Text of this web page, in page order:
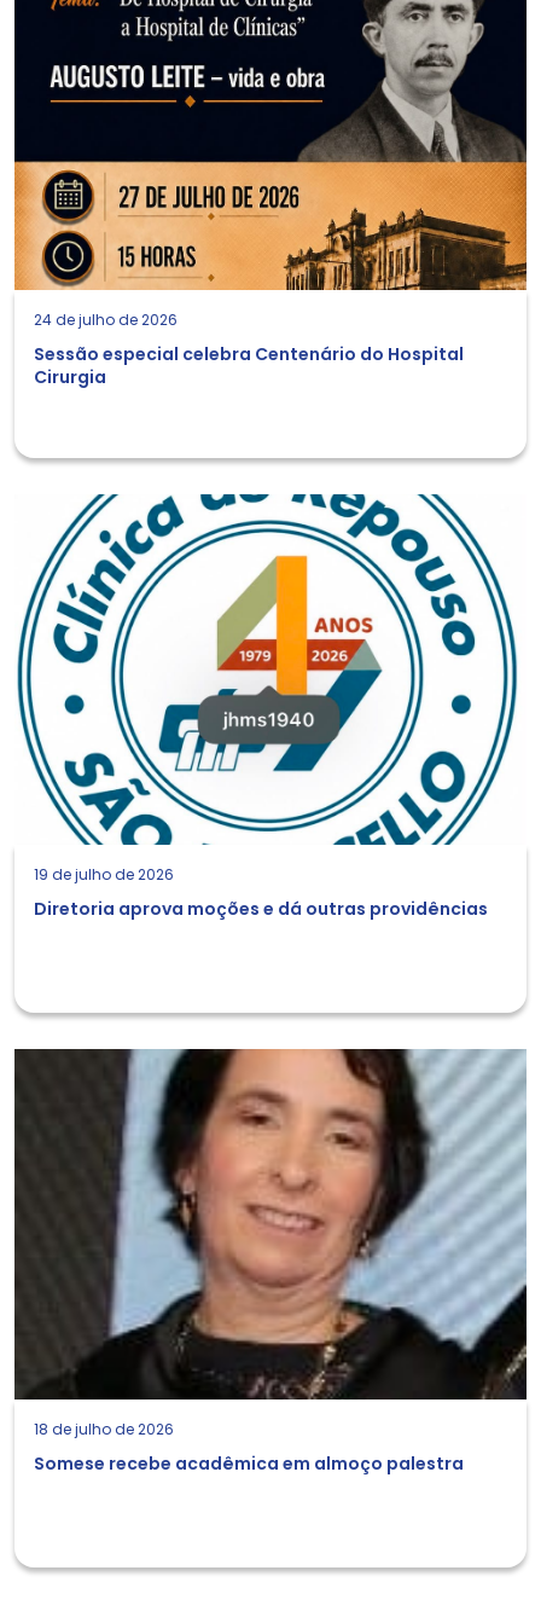
24 de julho de 2026
Sessão especial celebra Centenário do Hospital
Cirurgia
19 de julho de 2026
Diretoria aprova moções e dá outras providências
18 de julho de 2026
Somese recebe acadêmica em almoço palestra